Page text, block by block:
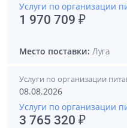
Услуги по организации
1 970 709 ₽
Место поставки: Луга
Услуги по организации
08.08.2026
Услуги по организации
3 765 320 ₽